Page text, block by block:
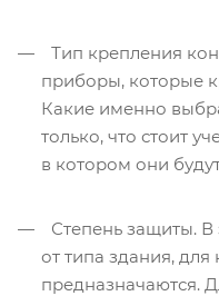
Тип крепления
приборы, которые
Какие именно
только, что стоит
в котором они
Степень защиты. В
от типа здания, для
предназначаются.